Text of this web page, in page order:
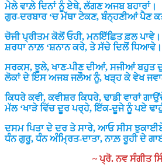
ਮੇਲੇ ਵਾਲ਼ੇ ਦਿਨਾਂ ਨੂੰ ਏਥੇ, ਲੱਗਣ ਅਜਬ ਬਹਾਰਾਂ।
ਗੁਰ-ਦਰਬਾਰ ‘ਚ ਮੱਥਾ ਟੇਕਣ, ਬੰਨ੍ਹਣੀਆਂ ਪੈਣ
ਚੋਜੀ ਪ੍ਰੀਤਮ ਕੋਲੋਂ ਓਹੀ, ਮਨਇੱਛਿਤ ਫ਼ਲ ਪਾਵੇ।
ਸ਼ਰਧਾ ਨਾਲ਼ ‘ਸ਼ਨਾਨ ਕਰੇ, ਤੇ ਸੱਚੇ ਦਿਲੋਂ ਧਿਆਵੇ।
ਸਰਕਸ, ਝੂਲੇ, ਖਾਣ-ਪੀਣ ਦੀਆਂ, ਸਜੀਆਂ ਬਹੁਤ
ਲੋਕਾਂ ਦੇ ਇਸ ਅਜਬ ਜਲੌਅ ਨੂੰ, ਖੜ੍ਹ ਕੇ ਵੇਖ
ਕਿਧਰੇ ਕਵੀ, ਕਵੀਸ਼ਰ ਕਿਧਰੇ, ਢਾਡੀ ਵਾਰਾਂ
ਮੱਲ ‘ਖਾੜੇ ਵਿੱਚ ਦੂਰ ਪਰ੍ਹੇ, ਇੱਕ-ਦੂਜੇ ਨੂੰ ਪਏ
ਦਸਮ ਪਿਤਾ ਦੇ ਦਰ ਤੇ ਸਾਰੇ, ਆਓ ਸੀਸ
ਧੰਨ ਗੁਰੂ, ਧੰਨ ਅੰਮ੍ਰਿਤ-ਦਾਤਾ, ਨਾਲ਼ ਰੂਹੀ ਦੇ
~ ਪ੍ਰੋ. ਨਵ ਸੰਗੀਤ